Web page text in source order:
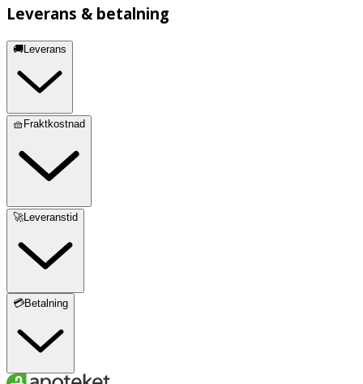
Rumstemperatur (max 30 grader C)
Ja
Ingredienser:
Testpanel, steril provtagningspinne, användarmanual
Leverans & betalning
🚚Leverans
🧺Fraktkostnad
🚀Leveranstid
💳Betalning